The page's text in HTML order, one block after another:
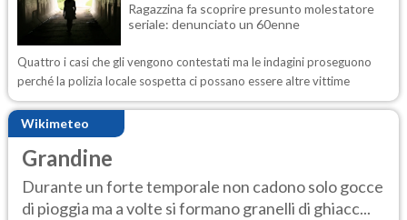
Ragazzina fa scoprire presunto molestatore
seriale: denunciato un 60enne
Quattro i casi che gli vengono contestati ma le indagini proseguono
perché la polizia locale sospetta ci possano essere altre vittime
Wikimeteo
Grandine
Durante un forte temporale non cadono solo gocce
di pioggia ma a volte si formano granelli di ghiacc...